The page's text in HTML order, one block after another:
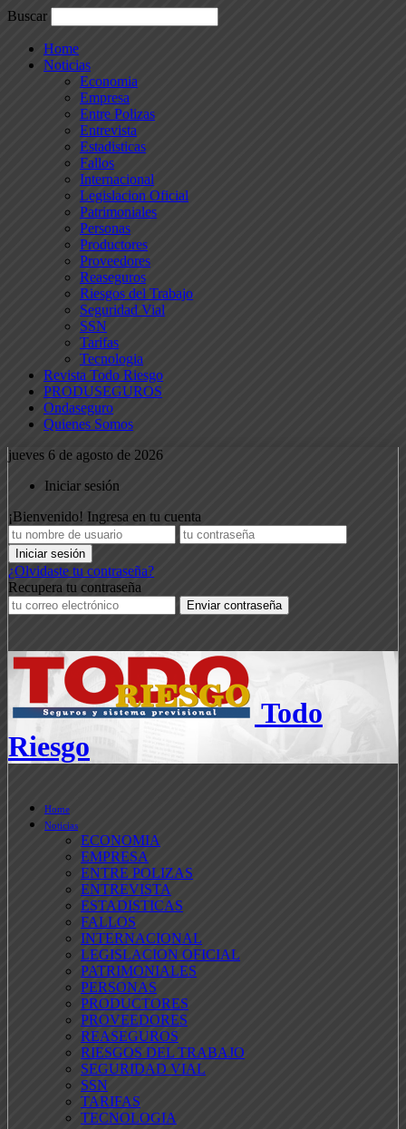
Buscar
Home
Noticias
Economia
Empresa
Entre Polizas
Entrevista
Estadisticas
Fallos
Internacional
Legislacion Oficial
Patrimoniales
Personas
Productores
Proveedores
Reaseguros
Riesgos del Trabajo
Seguridad Vial
SSN
Tarifas
Tecnologia
Revista Todo Riesgo
PRODUSEGUROS
Ondaseguro
Quienes Somos
jueves 6 de agosto de 2026
Iniciar sesión
¡Bienvenido! Ingresa en tu cuenta
¿Olvidaste tu contraseña?
Recupera tu contraseña
Todo
Riesgo
Home
Noticias
ECONOMIA
EMPRESA
ENTRE POLIZAS
ENTREVISTA
ESTADISTICAS
FALLOS
INTERNACIONAL
LEGISLACION OFICIAL
PATRIMONIALES
PERSONAS
PRODUCTORES
PROVEEDORES
REASEGUROS
RIESGOS DEL TRABAJO
SEGURIDAD VIAL
SSN
TARIFAS
TECNOLOGIA